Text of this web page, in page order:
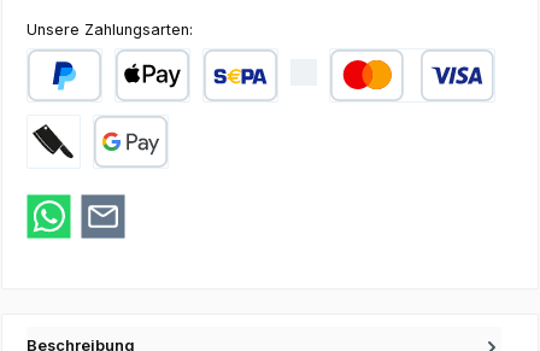
Unsere Zahlungsarten:
PayPal Apple Pay
Beschreibung